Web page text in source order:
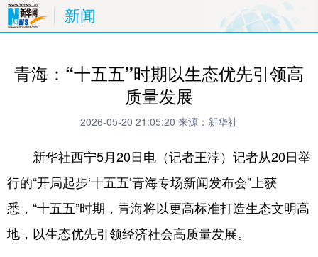
新闻
青海：“十五五”时期以生态优先引领高
质量发展
2026-05-20 21:05:20 来源：新华社
新华社西宁5月20日电（记者王浡）记者从20日举
行的“开局起步‘十五五’青海专场新闻发布会”上获
悉，“十五五”时期，青海将以更高标准打造生态文明高
地，以生态优先引领经济社会高质量发展。